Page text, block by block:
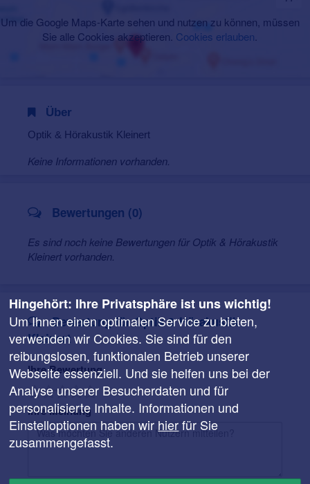
Um die Google Maps-Karte sehen und nutzen zu können, müssen
Sie alle Cookies akzeptieren. Cookies erlauben
Über
Optik & Hörakustik Kleinert
Keine Informationen vorhanden.
Bewertungen (0)
Es sind noch keine Bewertungen für Optik & Hörakustik
Kleinert vorhanden.
Bewertung für Optik & Hörakustik
Kleinert
Ihre Bewertung
Ihre Meinung
Hingehört: Ihre Privatsphäre ist uns wichtig!
Um Ihnen einen optimalen Service zu bieten,
verwenden wir Cookies. Sie sind für den
reibungslosen, funktionalen Betrieb unserer
Webseite essenziell. Und sie helfen uns bei der
Analyse unserer Besucherdaten und für
personalisierte Inhalte. Informationen und
Einstelloptionen haben wir hierfür Sie
zusammengefasst.